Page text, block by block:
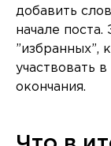
добавить
начале
”избранных”,
участвовать
окончания.